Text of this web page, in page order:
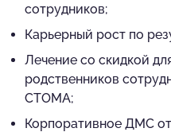
сотрудников;
Карьерный рост по
Лечение со скидкой
родственников
СТОМА;
Корпоративное ДМС